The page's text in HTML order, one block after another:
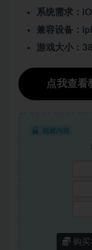
系统需求：
兼容设备：
游戏大小：
点我查看
隐藏内容
购